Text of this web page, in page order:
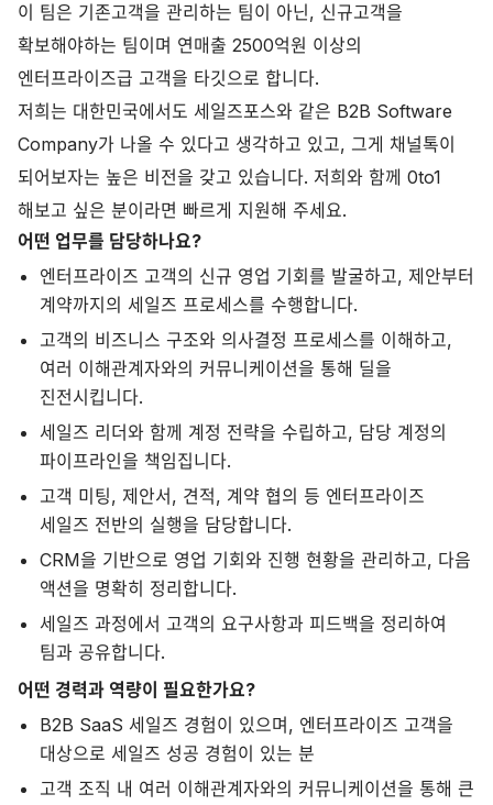
이 팀은 기존고객을 관리하는 팀이 아닌, 신규고객을
확보해야하는 팀이며 연매출 2500억원 이상의
엔터프라이즈급 고객을 타깃으로 합니다.
저희는 대한민국에서도 세일즈포스와 같은 B2B Software
Company가 나올 수 있다고 생각하고 있고, 그게 채널톡이
되어보자는 높은 비전을 갖고 있습니다. 저희와 함께 0to1
해보고 싶은 분이라면 빠르게 지원해 주세요.
어떤 업무를 담당하나요?
엔터프라이즈 고객의 신규 영업 기회를 발굴하고, 제안부터
계약까지의 세일즈 프로세스를 수행합니다.
고객의 비즈니스 구조와 의사결정 프로세스를 이해하고,
여러 이해관계자와의 커뮤니케이션을 통해 딜을
진전시킵니다.
세일즈 리더와 함께 계정 전략을 수립하고, 담당 계정의
파이프라인을 책임집니다.
고객 미팅, 제안서, 견적, 계약 협의 등 엔터프라이즈
세일즈 전반의 실행을 담당합니다.
CRM을 기반으로 영업 기회와 진행 현황을 관리하고, 다음
액션을 명확히 정리합니다.
세일즈 과정에서 고객의 요구사항과 피드백을 정리하여
팀과 공유합니다.
어떤 경력과 역량이 필요한가요?
B2B SaaS 세일즈 경험이 있으며, 엔터프라이즈 고객을
대상으로 세일즈 성공 경험이 있는 분
고객 조직 내 여러 이해관계자와의 커뮤니케이션을 통해 큰